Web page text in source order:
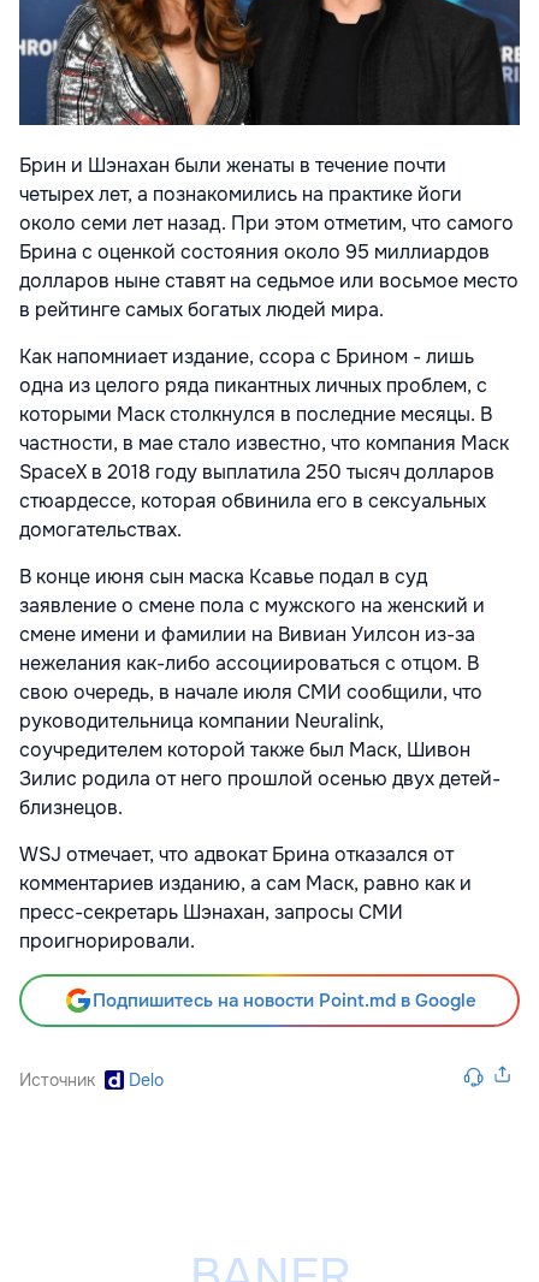
Брин и Шэнахан были женаты в течение почти
четырех лет, а познакомились на практике йоги
около семи лет назад. При этом отметим, что самого
Брина с оценкой состояния около 95 миллиардов
долларов ныне ставят на седьмое или восьмое место
в рейтинге самых богатых людей мира.
Как напомниает издание, ссора с Брином - лишь
одна из целого ряда пикантных личных проблем, с
которыми Маск столкнулся в последние месяцы. В
частности, в мае стало известно, что компания Маск
SpaceX в 2018 году выплатила 250 тысяч долларов
стюардессе, которая обвинила его в сексуальных
домогательствах.
В конце июня сын маска Ксавье подал в суд
заявление о смене пола с мужского на женский и
смене имени и фамилии на Вивиан Уилсон из-за
нежелания как-либо ассоциироваться с отцом. В
свою очередь, в начале июля СМИ сообщили, что
руководительница компании Neuralink,
соучредителем которой также был Маск, Шивон
Зилис родила от него прошлой осенью двух детей-
близнецов.
WSJ отмечает, что адвокат Брина отказался от
комментариев изданию, а сам Маск, равно как и
пресс-секретарь Шэнахан, запросы СМИ
проигнорировали.
Подпишитесь на новости Point.md в Google
Источник Delo